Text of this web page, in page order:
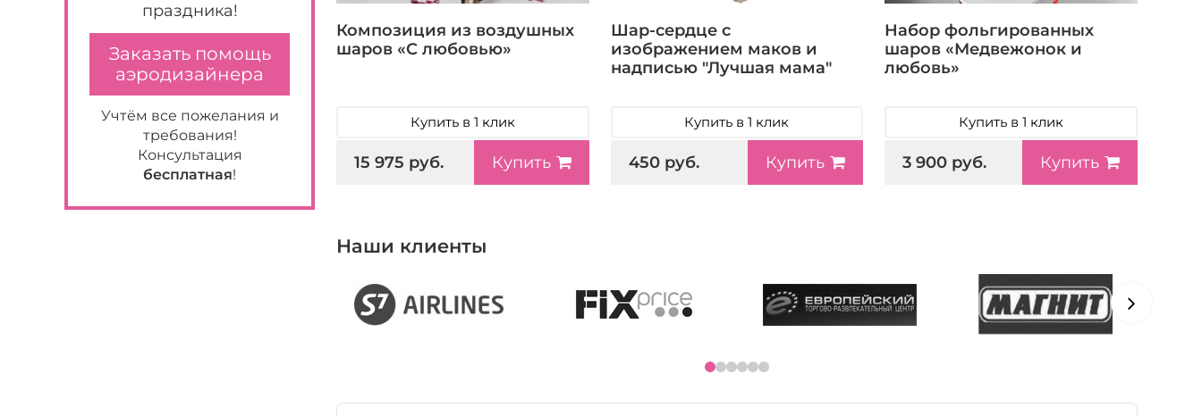
праздника!
Заказать помощь
аэродизайнера
Учтём все пожелания и
требования!
Консультация
бесплатная!
Композиция из воздушных
шаров «С любовью»
Купить в 1 клик
15 975 руб. Купить
Шар-сердце с
изображением маков и
надписью "Лучшая мама"
Купить в 1 клик
450 руб. Купить
Набор фольгированных
шаров «Медвежонок и
любовь»
Купить в 1 клик
3 900 руб. Купить
Наши клиенты